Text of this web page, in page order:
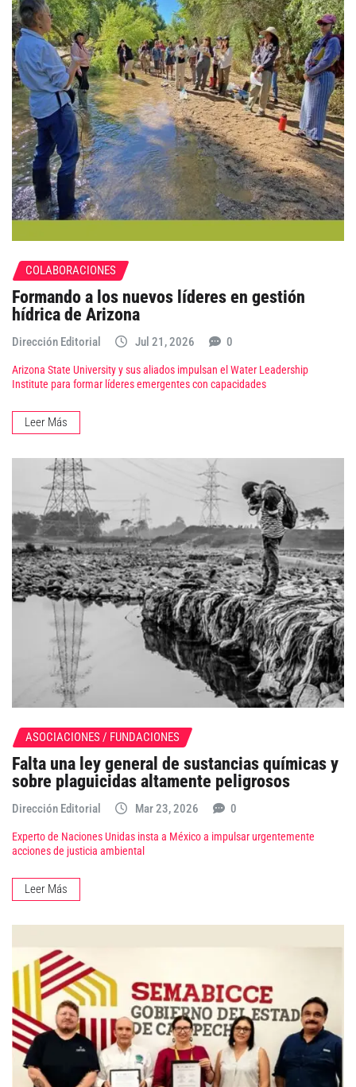
COLABORACIONES
Formando a los nuevos líderes en gestión
hídrica de Arizona
Dirección Editorial Jul 21, 2026 0
Arizona State University y sus aliados impulsan el Water Leadership
Institute para formar líderes emergentes con capacidades
Leer Más
ASOCIACIONES / FUNDACIONES
Falta una ley general de sustancias químicas y
sobre plaguicidas altamente peligrosos
Dirección Editorial Mar 23, 2026 0
Experto de Naciones Unidas insta a México a impulsar urgentemente
acciones de justicia ambiental
Leer Más